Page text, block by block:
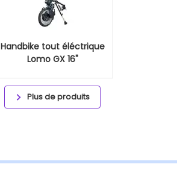
Handbike tout éléctrique
Lomo GX 16"
Plus de produits